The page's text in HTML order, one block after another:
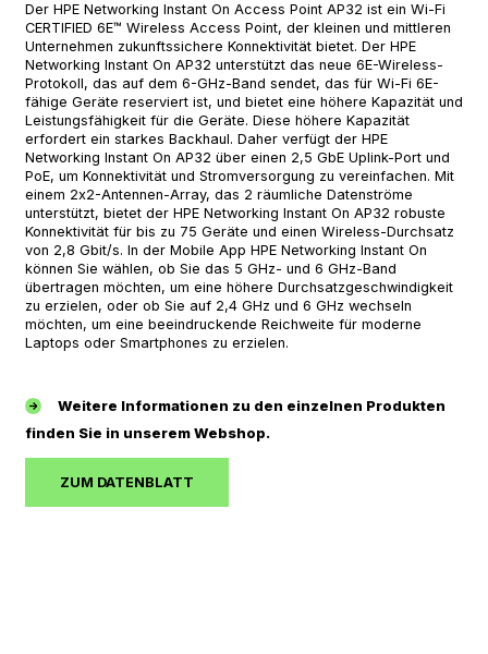
Der HPE Networking Instant On Access Point AP32 ist ein Wi-Fi
CERTIFIED 6E™ Wireless Access Point, der kleinen und mittleren
Unternehmen zukunftssichere Konnektivität bietet. Der HPE
Networking Instant On AP32 unterstützt das neue 6E-Wireless-
Protokoll, das auf dem 6-GHz-Band sendet, das für Wi-Fi 6E-
fähige Geräte reserviert ist, und bietet eine höhere Kapazität und
Leistungsfähigkeit für die Geräte. Diese höhere Kapazität
erfordert ein starkes Backhaul. Daher verfügt der HPE
Networking Instant On AP32 über einen 2,5 GbE Uplink-Port und
PoE, um Konnektivität und Stromversorgung zu vereinfachen. Mit
einem 2x2-Antennen-Array, das 2 räumliche Datenströme
unterstützt, bietet der HPE Networking Instant On AP32 robuste
Konnektivität für bis zu 75 Geräte und einen Wireless-Durchsatz
von 2,8 Gbit/s. In der Mobile App HPE Networking Instant On
können Sie wählen, ob Sie das 5 GHz- und 6 GHz-Band
übertragen möchten, um eine höhere Durchsatzgeschwindigkeit
zu erzielen, oder ob Sie auf 2,4 GHz und 6 GHz wechseln
möchten, um eine beeindruckende Reichweite für moderne
Laptops oder Smartphones zu erzielen.
Weitere Informationen zu den einzelnen Produkten
finden Sie in unserem Webshop.
ZUM DATENBLATT